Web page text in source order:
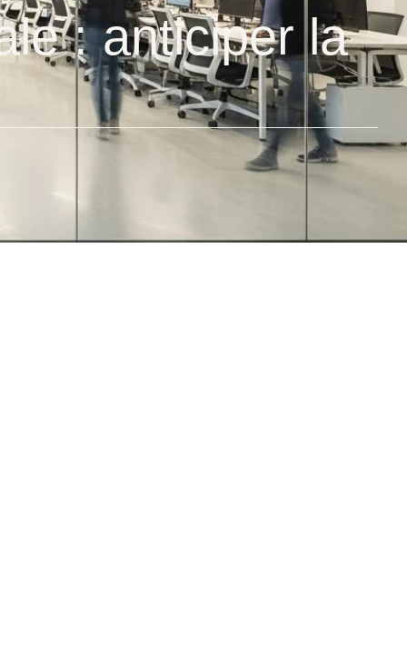
: anticiper la